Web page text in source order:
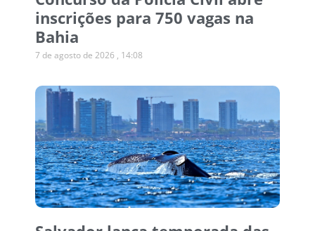
inscrições para 750 vagas na
Bahia
7 de agosto de 2026 14:08